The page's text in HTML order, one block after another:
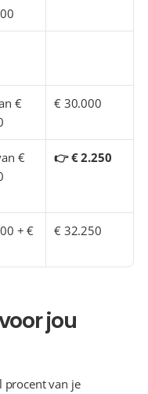
€
€ 30.000
€
👉 € 2.250
+ €
€ 32.250
jou
Met deze informatie weet je hoeveel procent van je